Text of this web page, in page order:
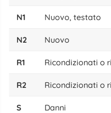
N1 Nuovo, testato
N2 Nuovo
R1 Ricondizionati o
R2 Ricondizionati o
S Danni